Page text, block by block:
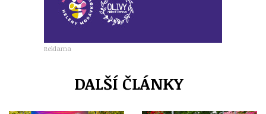
Reklama
DALŠÍ ČLÁNKY